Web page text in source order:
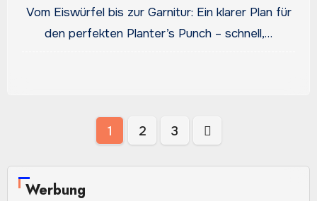
Vom Eiswürfel bis zur Garnitur: Ein klarer Plan für
den perfekten Planter’s Punch – schnell,…
Seitennummerierung
der
Beiträge
1 2 3
Werbung